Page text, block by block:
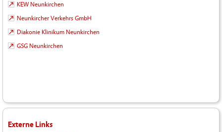
KEW Neunkirchen
Neunkircher Verkehrs GmbH
Diakonie Klinikum Neunkirchen
GSG Neunkirchen
Externe Links